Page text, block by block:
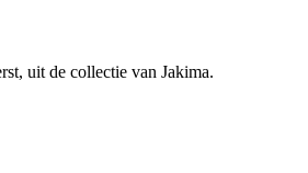
uit de collectie van Jakima.